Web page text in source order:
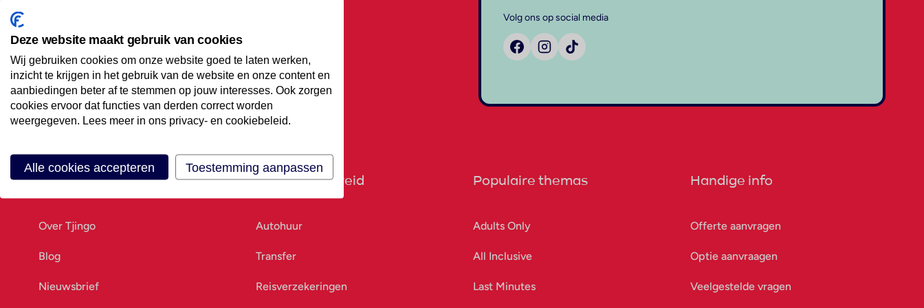
Offerte aanvragen
Vraag offerte aan
Volg ons op social media
Ons bedrijf
Over Tjingo
Blog
Nieuwsbrief
Goed voorbereid
Autohuur
Transfer
Reisverzekeringen
Populaire themas
Adults Only
All Inclusive
Last Minutes
Handige info
Offerte aanvragen
Optie aanvraagen
Veelgestelde vragen
Deze website maakt gebruik van cookies
Wij gebruiken cookies om onze website goed te laten werken,
inzicht te krijgen in het gebruik van de website en onze content en
aanbiedingen beter af te stemmen op jouw interesses. Ook zorgen
cookies ervoor dat functies van derden correct worden
weergegeven. Lees meer in ons privacy- en cookiebeleid.
Alle cookies accepteren Toestemming aanpassen